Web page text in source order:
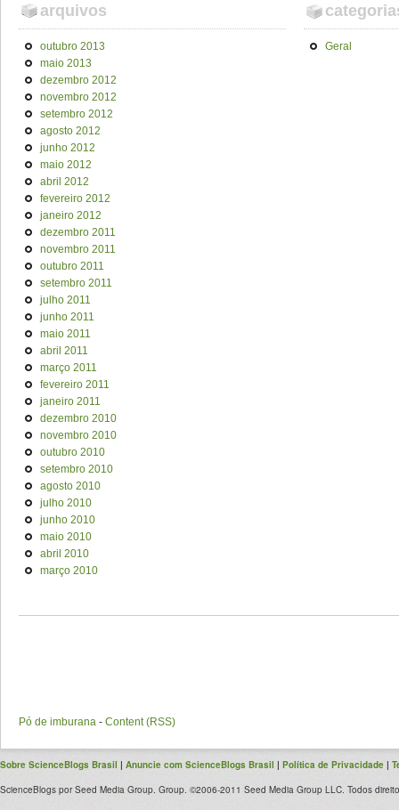
arquivos
outubro 2013
maio 2013
dezembro 2012
novembro 2012
setembro 2012
agosto 2012
junho 2012
maio 2012
abril 2012
fevereiro 2012
janeiro 2012
dezembro 2011
novembro 2011
outubro 2011
setembro 2011
julho 2011
junho 2011
maio 2011
abril 2011
março 2011
fevereiro 2011
janeiro 2011
dezembro 2010
novembro 2010
outubro 2010
setembro 2010
agosto 2010
julho 2010
junho 2010
maio 2010
abril 2010
março 2010
Geral
Pó de imburana - Content (RSS)
Sobre ScienceBlogs Brasil | Anuncie com ScienceBlogs Brasil | Política de Privacidade |
ScienceBlogs por Seed Media Group. Group. ©2006-2011 Seed Media Group LLC. Todos